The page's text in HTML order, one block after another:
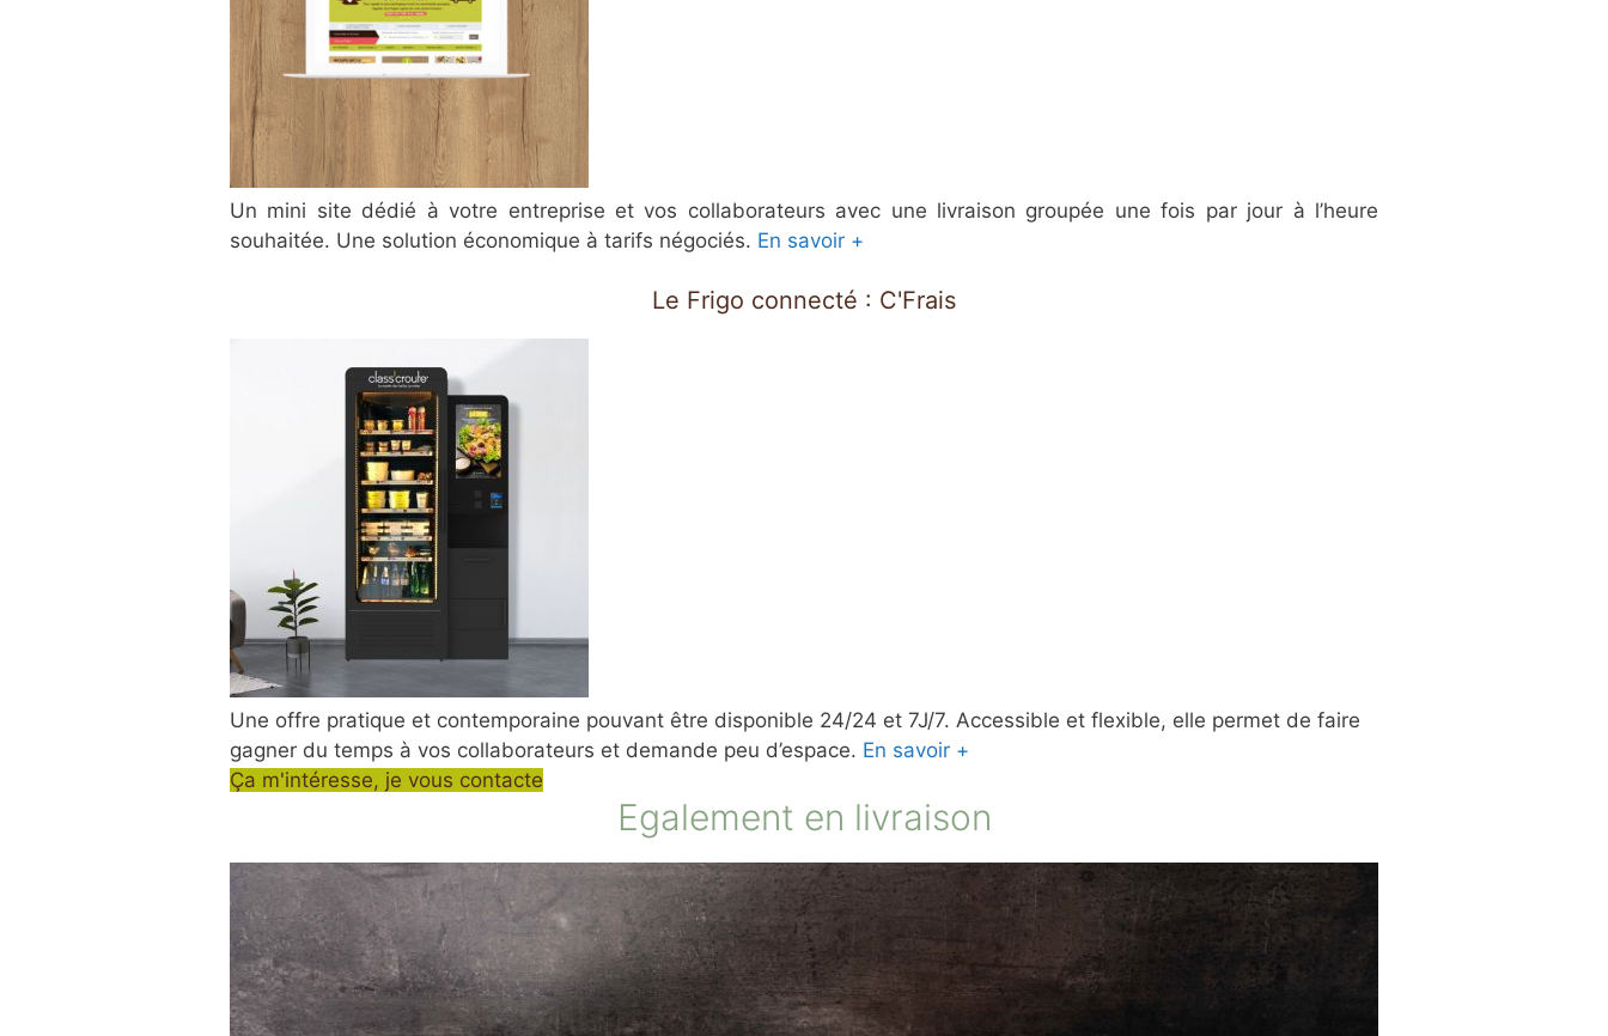
Un mini site dédié à votre entreprise et vos collaborateurs avec une livraison groupée une fois par jour à l’heure
souhaitée. Une solution économique à tarifs négociés. En savoir +
Le Frigo connecté : C'Frais
Une offre pratique et contemporaine pouvant être disponible 24/24 et 7J/7. Accessible et flexible, elle permet de faire
gagner du temps à vos collaborateurs et demande peu d’espace. En savoir +
Ça m'intéresse, je vous contacte
Egalement en livraison